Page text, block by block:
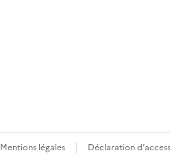
Mentions légales Déclaration